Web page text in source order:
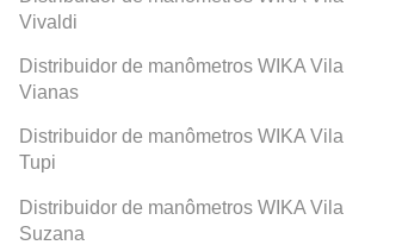
Vivaldi
Distribuidor de manômetros WIKA Vila
Vianas
Distribuidor de manômetros WIKA Vila
Tupi
Distribuidor de manômetros WIKA Vila
Suzana